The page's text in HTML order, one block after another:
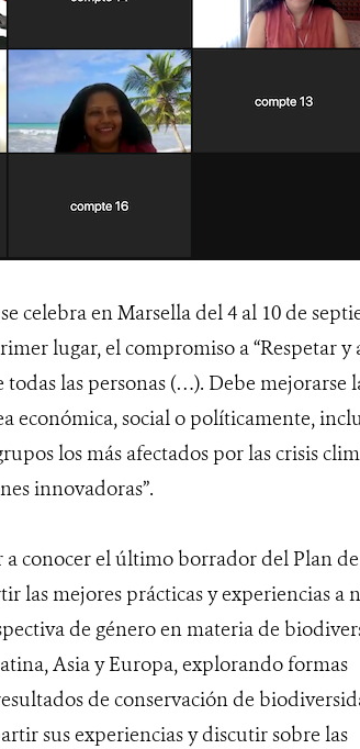
celebra en Marsella del 4 al 10 de
lugar, el compromiso a “Respetar y
las personas (…). Debe mejorarse
económica, social o políticamente,
los más afectados por las crisis
innovadoras”.
conocer el último borrador del Plan
las mejores prácticas y experiencias a
de género en materia de
Asia y Europa, explorando formas
de conservación de
sus experiencias y discutir sobre las